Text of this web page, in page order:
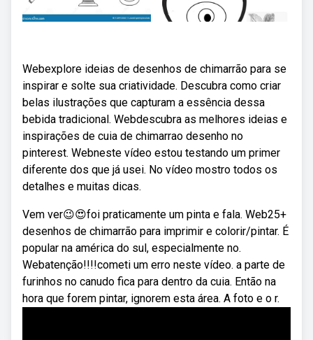
Webexplore ideias de desenhos de chimarrão para se
inspirar e solte sua criatividade. Descubra como criar
belas ilustrações que capturam a essência dessa
bebida tradicional. Webdescubra as melhores ideias e
inspirações de cuia de chimarrao desenho no
pinterest. Webneste vídeo estou testando um primer
diferente dos que já usei. No vídeo mostro todos os
detalhes e muitas dicas.
Vem ver😉😍foi praticamente um pinta e fala. Web25+
desenhos de chimarrão para imprimir e colorir/pintar. É
popular na américa do sul, especialmente no.
Webatenção!!!!cometi um erro neste vídeo. a parte de
furinhos no canudo fica para dentro da cuia. Então na
hora que forem pintar, ignorem esta área. A foto e o r.